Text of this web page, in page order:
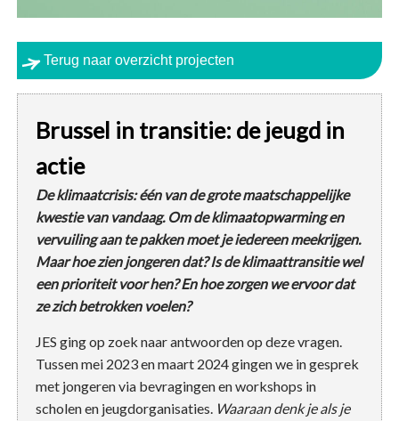
Terug naar overzicht projecten
Brussel in transitie: de jeugd in
actie
De klimaatcrisis: één van de grote maatschappelijke
kwestie van vandaag. Om de klimaatopwarming en
vervuiling aan te pakken moet je iedereen meekrijgen.
Maar hoe zien jongeren dat? Is de klimaattransitie wel
een prioriteit voor hen? En hoe zorgen we ervoor dat
ze zich betrokken voelen?
JES ging op zoek naar antwoorden op deze vragen.
Tussen mei 2023 en maart 2024 gingen we in gesprek
met jongeren via bevragingen en workshops in
scholen en jeugdorganisaties. Waaraan denk je als je